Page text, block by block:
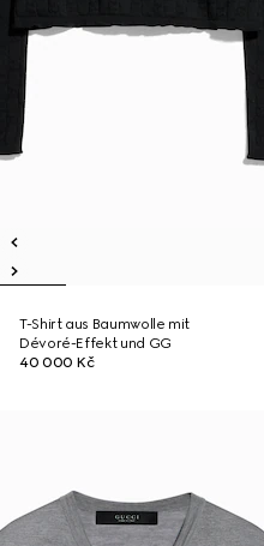
T-Shirt aus Baumwolle mit
Dévoré-Effekt und GG
40 000 Kč